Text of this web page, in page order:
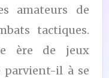
amateurs de
tactiques.
ère de jeux
il à se